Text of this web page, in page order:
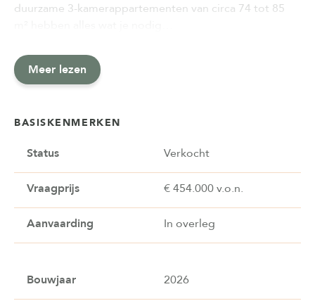
duurzame 3-kamerappartementen van circa 74 tot 85
Meer lezen
BASISKENMERKEN
Status Verkocht
Vraagprijs € 454.000 v.o.n.
Aanvaarding In overleg
Bouwjaar 2026